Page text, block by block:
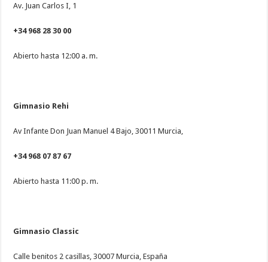
Av. Juan Carlos I, 1
+34 968 28 30 00
Abierto hasta 12:00 a. m.
Gimnasio Rehi
Av Infante Don Juan Manuel 4 Bajo, 30011 Murcia,
+34 968 07 87 67
Abierto hasta 11:00 p. m.
Gimnasio Classic
Calle benitos 2 casillas, 30007 Murcia, España